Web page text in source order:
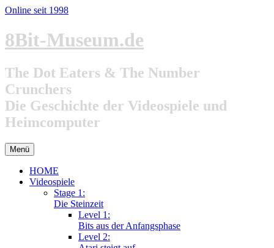
Online seit 1998
Zum
Inhalt
8Bit-Museum.de
The Dot Eaters & The Number
Crunchers
Die Geschichte der Videospiele und
Heimcomputer
Menü
HOME
Videospiele
Stage 1:
Die Steinzeit
Level 1:
Bits aus der Anfangsphase
Level 2: